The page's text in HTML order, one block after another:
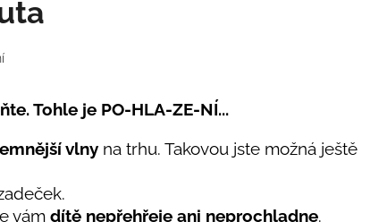
Tohle je PO-HLA-ZE-NÍ...
vlny na trhu. Takovou jste možná ještě
vám dítě nepřehřeje ani neprochladne.
NÁMOŘNICKÉ